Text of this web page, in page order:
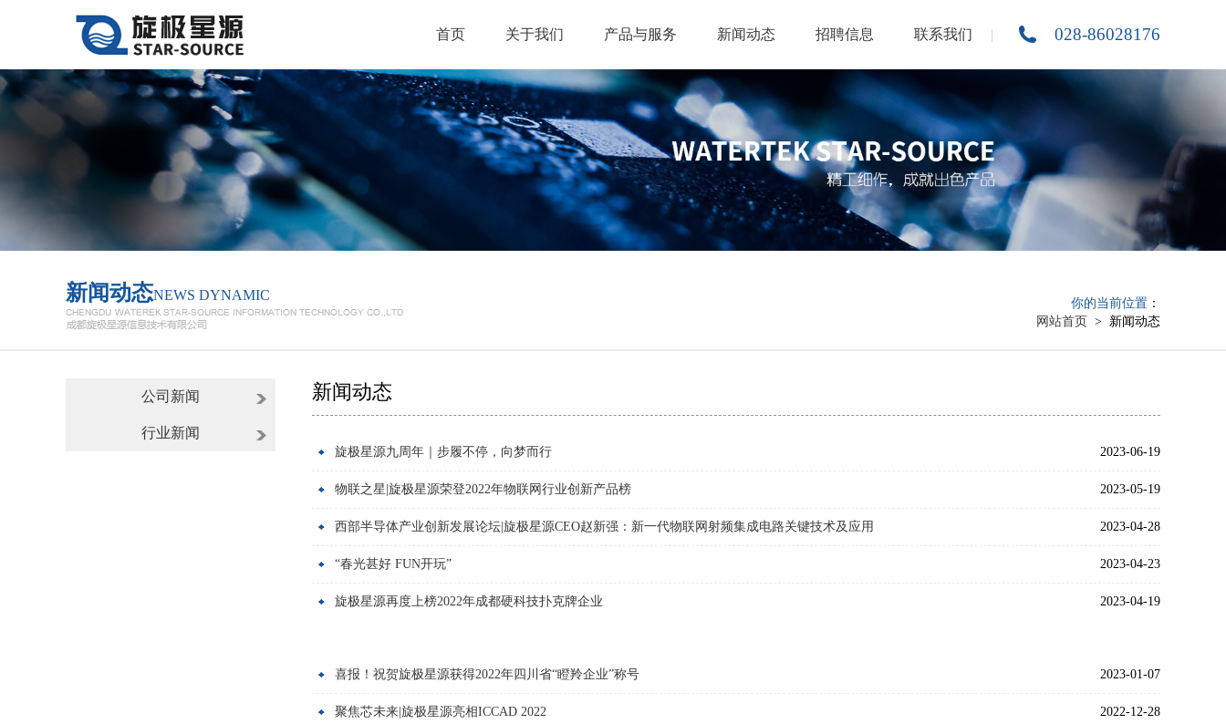
首页 关于我们 产品与服务 新闻动态 招聘信息 联系我们 028-86028176
新闻动态NEWS DYNAMIC
你的当前位置 ：
网站首页 > 新闻动态
公司新闻
行业新闻
新闻动态
旋极星源九周年｜步履不停，向梦而行 2023-06-19
物联之星|旋极星源荣登2022年物联网行业创新产品榜 2023-05-19
西部半导体产业创新发展论坛|旋极星源CEO赵新强：新一代物联网射频集成电路关键技术及应用 2023-04-28
“春光甚好 FUN开玩” 2023-04-23
旋极星源再度上榜2022年成都硬科技扑克牌企业 2023-04-19
喜报！祝贺旋极星源获得2022年四川省“瞪羚企业”称号 2023-01-07
聚焦芯未来|旋极星源亮相ICCAD 2022 2022-12-28